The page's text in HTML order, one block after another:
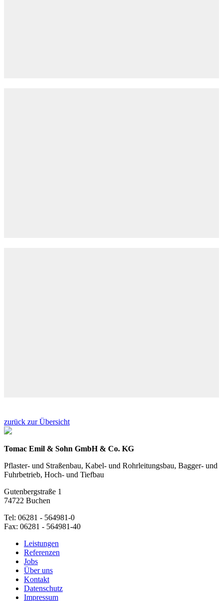
zurück zur Übersicht
Tomac Emil & Sohn GmbH & Co. KG
Pflaster- und Straßenbau, Kabel- und Rohrleitungsbau, Bagger- und
Fuhrbetrieb, Hoch- und Tiefbau
Gutenbergstraße 1
74722 Buchen
Tel: 06281 - 564981-0
Fax: 06281 - 564981-40
Leistungen
Referenzen
Jobs
Über uns
Kontakt
Datenschutz
Impressum